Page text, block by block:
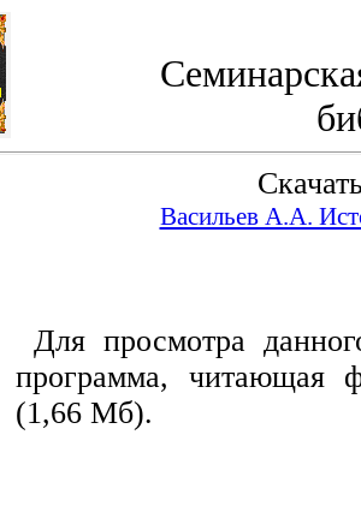
Васильев А.А.
Для просмотра
программа, читающая
(1,66 Мб).